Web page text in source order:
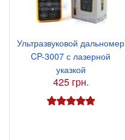
Ультразвуковой дальномер
CP-3007 с лазерной
указкой
425 грн.